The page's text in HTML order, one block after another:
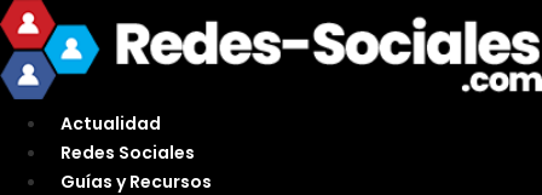
Ir
al
contenido
Actualidad
Redes Sociales
Guías y Recursos